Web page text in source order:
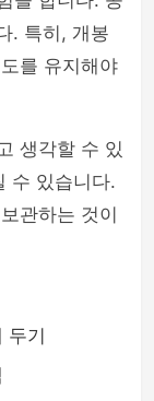
. 특히, 개봉
를 유지해야
생각할 수 있
수 있습니다.
관하는 것이
두기